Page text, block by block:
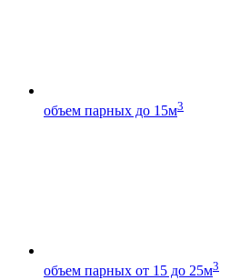
объем парных до 15м3
объем парных от 15 до 25м3